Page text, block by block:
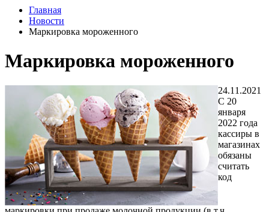
Главная
Новости
Маркировка мороженного
Маркировка мороженного
24.11.2021
C 20
января
2022 года
кассиры в
магазинах
обязаны
считать
код